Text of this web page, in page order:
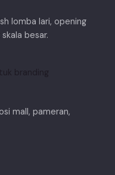
lomba lari, opening
besar.
mall, pameran,